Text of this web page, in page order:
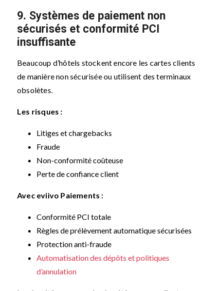
9. Systèmes de paiement non
sécurisés et conformité PCI
insuffisante
Beaucoup d’hôtels stockent encore les cartes clients
de manière non sécurisée ou utilisent des terminaux
obsolètes.
Les risques :
Litiges et chargebacks
Fraude
Non-conformité coûteuse
Perte de confiance client
Avec eviivo Paiements :
Conformité PCI totale
Règles de prélèvement automatique sécurisées
Protection anti-fraude
Automatisation des dépôts et politiques
d’annulation